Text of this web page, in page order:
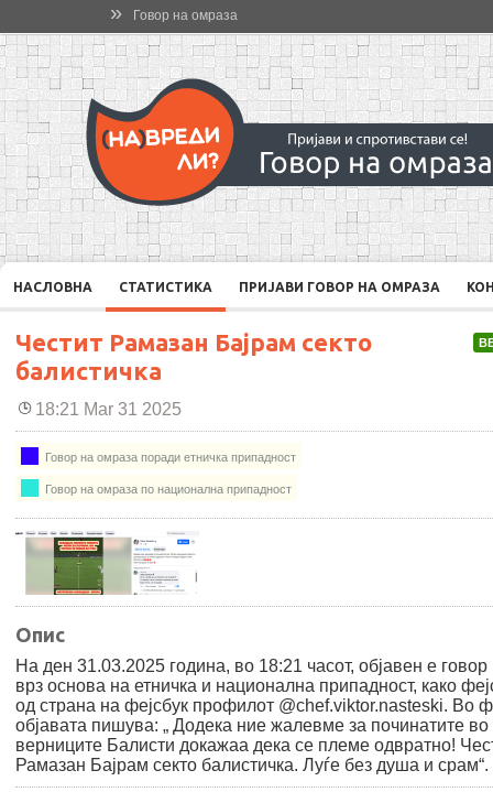
» Говор на омраза
НАСЛОВНА СТАТИСТИКА ПРИЈАВИ ГОВОР НА ОМРАЗА
Честит Рамазан Бајрам секто
балистичка
18:21 Mar 31 2025
Говор на омраза поради етничка припадност
Говор на омраза по национална припадност
Опис
На ден 31.03.2025 година, во 18:21 часот, објавен е
врз основа на етничка и национална припадност, како
од страна на фејсбук профилот @chef.viktor.nasteski. Во
објавата пишува: „ Додека ние жалевме за починатите во
верниците Балисти докажаа дека се племе одвратно!
Рамазан Бајрам секто балистичка. Луѓе без душа и срам“.